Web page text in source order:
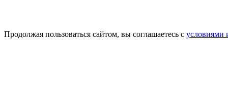
Продолжая пользоваться сайтом, вы соглашаетесь с условиями